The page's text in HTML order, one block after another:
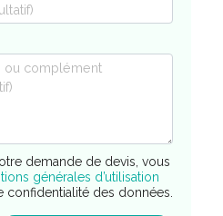
demande de devis, vous
générales d’utilisation
des données.